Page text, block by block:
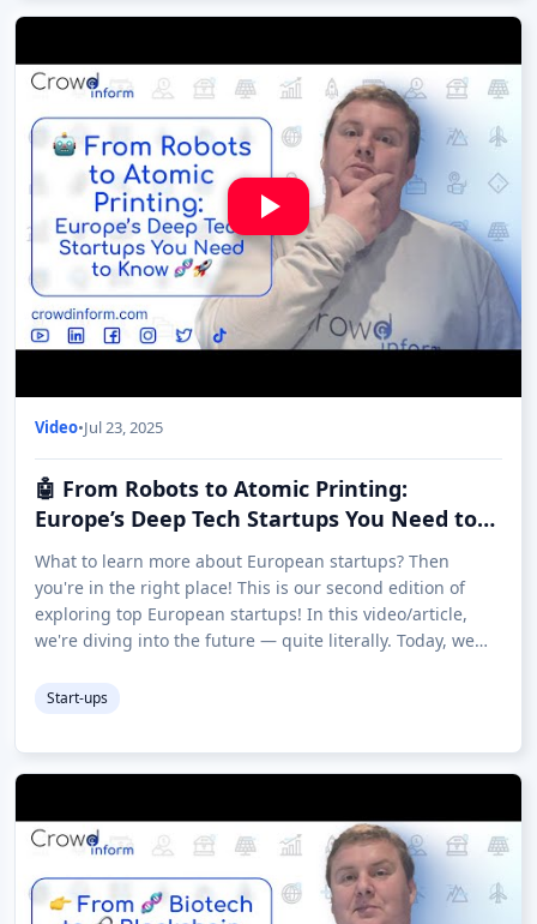
Video•Jul 23, 2025
🤖 From Robots to Atomic Printing:
Europe’s Deep Tech Startups You Need to
Know 🧬🚀
What to learn more about European startups? Then
you're in the right place! This is our second edition of
exploring top European startups! In this video/article,
we're diving into the future — quite literally. Today, we
Start-ups